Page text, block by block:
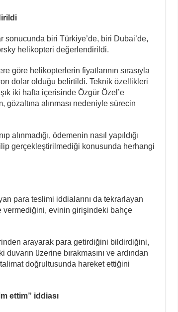
sonucunda biri Türkiye’de, biri Dubai’de,
helikopteri değerlendirildi.
göre helikopterlerin fiyatlarının sırasıyla
dolar olduğu belirtildi. Teknik özellikleri
iki hafta içerisinde Özgür Özel’e
gözaltına alınması nedeniyle sürecin
alınmadığı, ödemenin nasıl yapıldığı
gerçekleştirilmediği konusunda herhangi
para teslimi iddialarını da tekrarlayan
vermediğini, evinin girişindeki bahçe
arayarak para getirdiğini bildirdiğini,
duvarın üzerine bırakmasını ve ardından
doğrultusunda hareket ettiğini
ettim” iddiası